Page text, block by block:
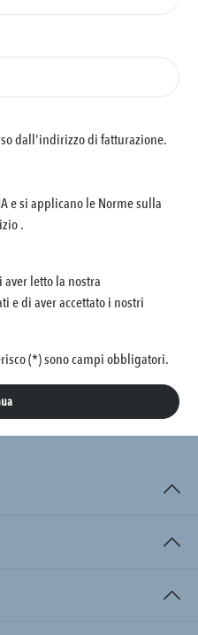
dall'indirizzo di fatturazione.
e si applicano le Norme sulla
.
letto la nostra
e di aver accettato i nostri
(*) sono campi obbligatori.